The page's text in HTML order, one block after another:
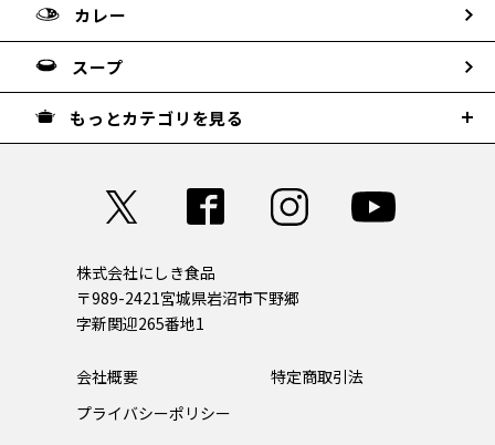
カレー
スープ
もっとカテゴリを見る
株式会社にしき食品
〒989-2421宮城県岩沼市下野郷
字新関迎265番地1
会社概要
特定商取引法
プライバシーポリシー